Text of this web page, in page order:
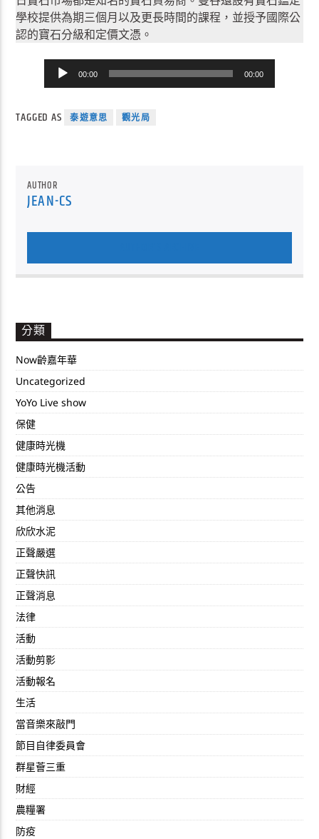
學校提供為期三個月以及更長時間的課程，並授予國際公
認的寶石分級和定價文憑。
訊
放
00:00 00:00
TAGGED AS 泰遊意思 觀光局
AUTHOR
JEAN-CS
分類
Now齡嘉年華
Uncategorized
YoYo Live show
保健
健康時光機
健康時光機活動
公告
其他消息
欣欣水泥
正聲嚴選
正聲快訊
正聲消息
法律
活動
活動剪影
活動報名
生活
當音樂來敲門
節目自律委員會
群星薈三重
財經
農糧署
防疫